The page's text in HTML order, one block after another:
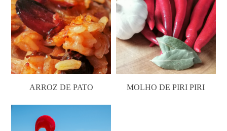
ARROZ DE PATO MOLHO DE PIRI PIRI